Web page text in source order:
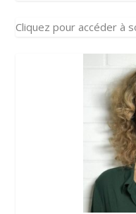
Cliquez pour accéder à